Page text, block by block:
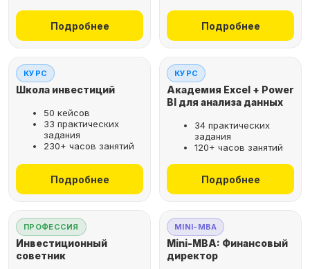
Подробнее Подробнее
КУРС
Школа инвестиций
50 кейсов
33 практических
задания
230+ часов занятий
Подробнее
КУРС
Академия Excel + Power
BI для анализа данных
34 практических
задания
120+ часов занятий
Подробнее
ПРОФЕССИЯ
Инвестиционный
советник
MINI-MBA
Mini-MBA: Финансовый
директор